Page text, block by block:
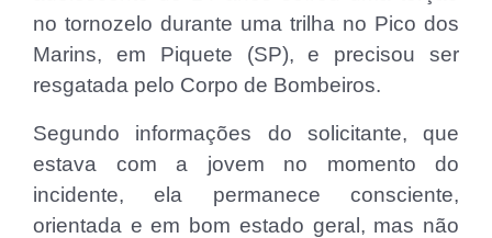
no tornozelo durante uma trilha no Pico dos
Marins, em Piquete (SP), e precisou ser
resgatada pelo Corpo de Bombeiros.
Segundo informações do solicitante, que
estava com a jovem no momento do
incidente, ela permanece consciente,
orientada e em bom estado geral, mas não